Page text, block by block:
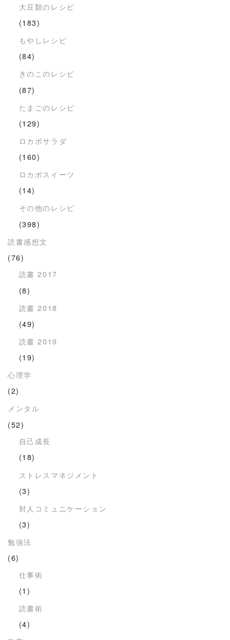
大豆類のレシピ
(183)
もやしレシピ
(84)
きのこのレシピ
(87)
たまごのレシピ
(129)
ロカボサラダ
(160)
ロカボスイーツ
(14)
その他のレシピ
(398)
読書感想文
(76)
読書 2017
(8)
読書 2018
(49)
読書 2019
(19)
心理学
(2)
メンタル
(52)
自己成長
(18)
ストレスマネジメント
(3)
対人コミュニケーション
(3)
勉強法
(6)
仕事術
(1)
読書術
(4)